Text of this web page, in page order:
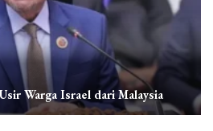
Warga Israel dari Malaysia